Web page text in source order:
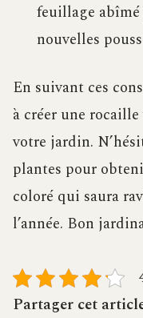
feuillage
nouvelles
En suivant ces
à créer une
votre jardin.
plantes pour
coloré qui saura
l’année. Bon
Partager cet